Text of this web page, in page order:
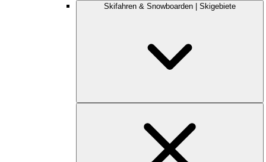
Skifahren & Snowboarden | Skigebiete